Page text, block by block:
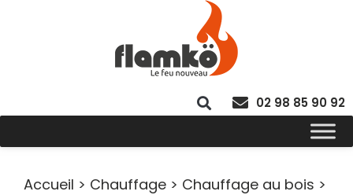
02 98 85 90 92
Accueil > Chauffage > Chauffage au bois >